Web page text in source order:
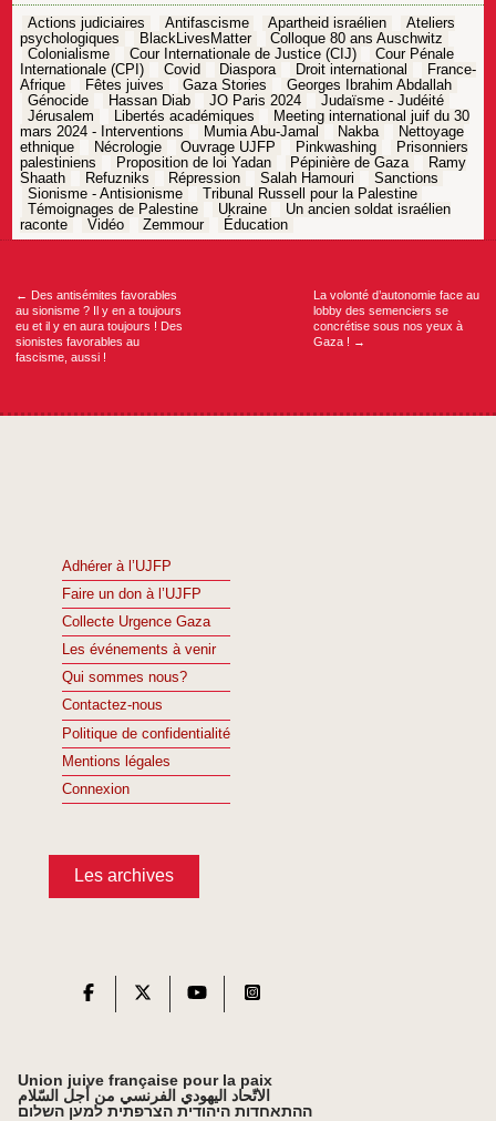
Actions judiciaires Antifascisme Apartheid israélien
Ateliers
psychologiques
BlackLivesMatter
Colloque 80 ans Auschwitz
Colonialisme
Cour Internationale de Justice (CIJ)
Cour Pénale
Internationale (CPI)
Covid Diaspora Droit international
France-
Afrique
Fêtes juives Gaza Stories
Georges Ibrahim Abdallah
Génocide
Hassan Diab JO Paris 2024
Judaïsme - Judéité
Jérusalem
Libertés académiques
Meeting international juif du 30
mars 2024 - Interventions
Mumia Abu-Jamal Nakba
Nettoyage
ethnique
Nécrologie Ouvrage UJFP Pinkwashing
Prisonniers
palestiniens
Proposition de loi Yadan Pépinière de Gaza
Ramy
Shaath
Refuzniks Répression Salah Hamouri
Sanctions
Sionisme - Antisionisme
Tribunal Russell pour la Palestine
Témoignages de Palestine
Ukraine
Un ancien soldat israélien
raconte
Vidéo Zemmour Éducation
Navigation
← Des antisémites favorables
au sionisme ? Il y en a toujours
eu et il y en aura toujours ! Des
sionistes favorables au
fascisme, aussi !
La volonté d’autonomie face au
lobby des semenciers se
concrétise sous nos yeux à
Gaza ! →
Adhérer à l’UJFP
Faire un don à l’UJFP
Collecte Urgence Gaza
Les événements à venir
Qui sommes nous?
Contactez-nous
Politique de confidentialité
Mentions légales
Connexion
Les archives
Union juive française pour la paix
الاتّحاد اليهودي الفرنسي من أجل السّلام
ההתאחדות היהודית הצרפתית למען השלום